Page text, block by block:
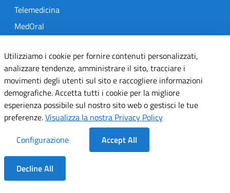
Dentro la Sezione
Telemedicina
MedOral
TRASPARENZA
Amministrazione Trasparente
Gare e Concorsi
Delibere
SEGUICI SU
Designers Italia
Twitter
Utilizziamo i cookie per fornire contenuti personalizzati,
analizzare tendenze, amministrare il sito, tracciare i
movimenti degli utenti sul sito e raccogliere informazioni
demografiche. Accetta tutti i cookie per la migliore
esperienza possibile sul nostro sito web o gestisci le tue
preferenze.Visualizza la nostra Privacy Policy
Configurazione
Accept All
Decline All